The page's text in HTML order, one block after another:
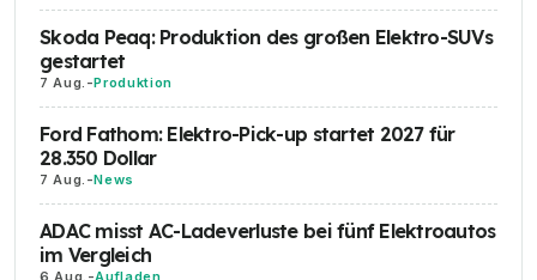
2026
Renault 4
Electric
Renault 5
2026
Renault
Skoda Peaq: Produktion des großen Elektro-SUVs
gestartet
7 Aug. -Produktion
Ford Fathom: Elektro-Pick-up startet 2027 für
28.350 Dollar
7 Aug. -News
ADAC misst AC-Ladeverluste bei fünf Elektroautos
im Vergleich
6 Aug. -Aufladen